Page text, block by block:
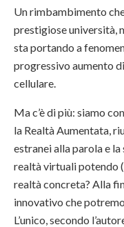
Un rimbambimento
prestigiose università,
sta portando a
progressivo aumento
cellulare.
Ma c’è di più: siamo
la Realtà Aumentata,
estranei alla parola e
realtà virtuali potendo
realtà concreta? Alla
innovativo che
L’unico, secondo